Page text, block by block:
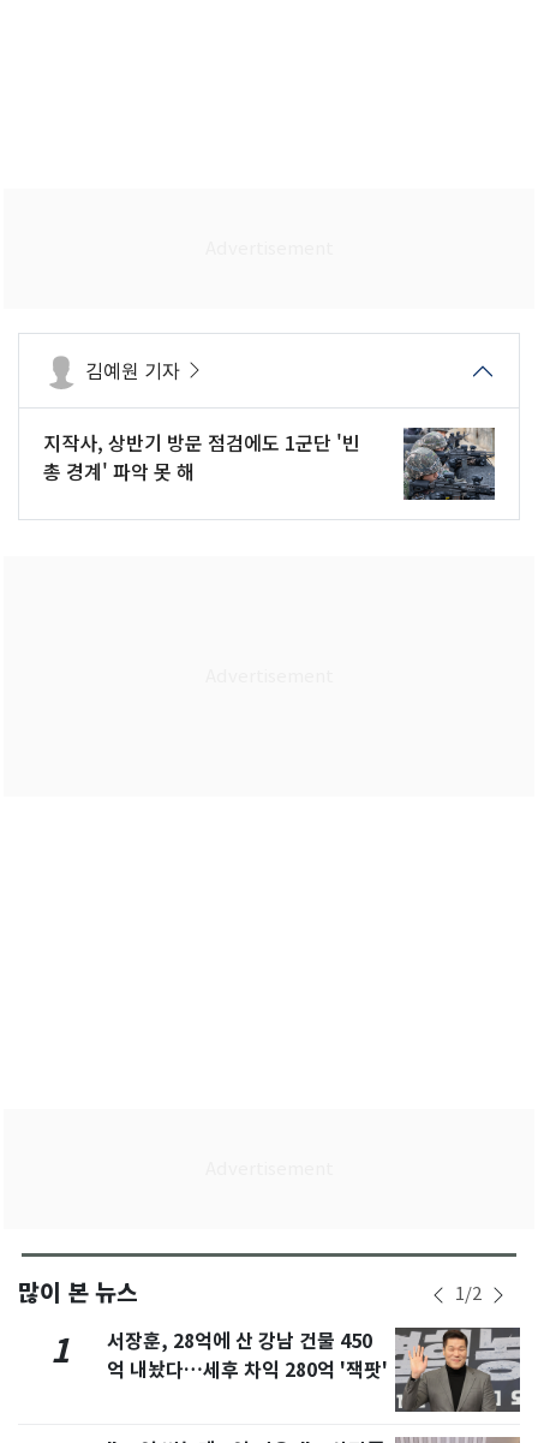
김예원 기자
지작사, 상반기 방문 점검에도 1군단 '빈
총 경계' 파악 못 해
많이 본 뉴스 1/2
1
서장훈, 28억에 산 강남 건물 450
억 내놨다…세후 차익 280억 '잭팟'